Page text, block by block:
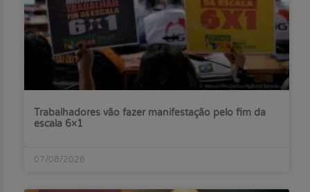
Trabalhadores vão fazer manifestação pelo fim da
escala 6×1
07/08/2026